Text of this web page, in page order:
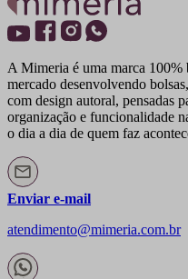
A Mimeria é uma marca 100%
mercado desenvolvendo
com design autoral, pensadas
organização e funcionalidade
o dia a dia de quem faz
Enviar e-mail
atendimento@mimeria.com.br